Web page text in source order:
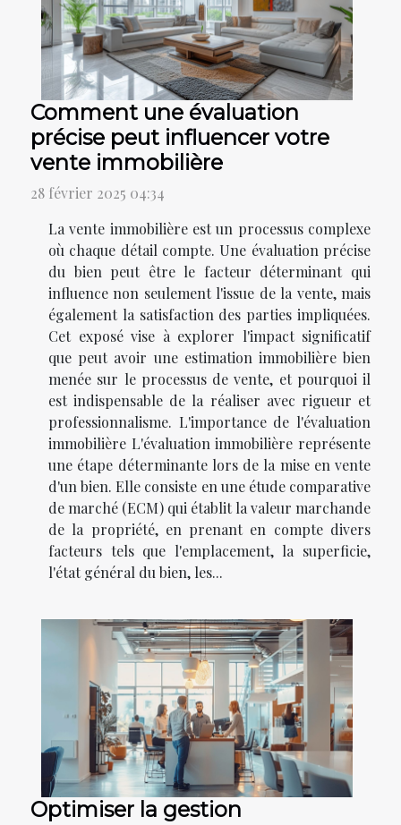
Comment une évaluation
précise peut influencer votre
vente immobilière
28 février 2025 04:34
La vente immobilière est un processus complexe
où chaque détail compte. Une évaluation précise
du bien peut être le facteur déterminant qui
influence non seulement l'issue de la vente, mais
également la satisfaction des parties impliquées.
Cet exposé vise à explorer l'impact significatif
que peut avoir une estimation immobilière bien
menée sur le processus de vente, et pourquoi il
est indispensable de la réaliser avec rigueur et
professionnalisme. L'importance de l'évaluation
immobilière L'évaluation immobilière représente
une étape déterminante lors de la mise en vente
d'un bien. Elle consiste en une étude comparative
de marché (ECM) qui établit la valeur marchande
de la propriété, en prenant en compte divers
facteurs tels que l'emplacement, la superficie,
l'état général du bien, les...
Optimiser la gestion